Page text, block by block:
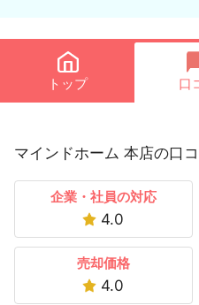
トップ 口
マインドホーム 本店の口
企業・社員の対応
4.0
売却価格
4.0